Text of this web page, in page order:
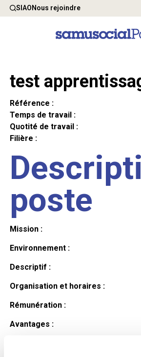
SIAONous rejoindre
test
Référence :
Temps de travail :
Quotité de travail :
Filière :
poste
Mission :
Environnement :
Descriptif :
Organisation et horaires :
Rémunération :
Avantages :